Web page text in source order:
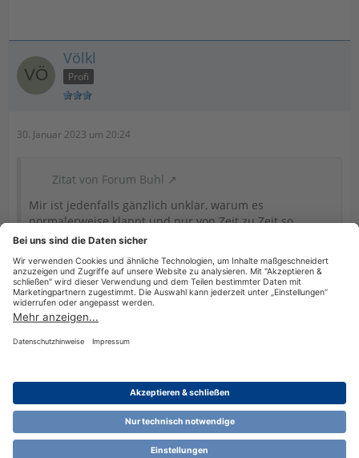
Völkl
Profi
30. Januar 2023 um 20:24
Zitat von Forum Buhl
Mir ist jedenfalls gänzlich unklar, warum es
normalerweise klappt und nur von Zeit zu Zeit so
passiert.
Dazu müsste Klarheit herrschen um welche Situation es
hier geht. Dann wären Screenshots wichtig.
Nutzungsbestimmungen Cookie-Einstellungen